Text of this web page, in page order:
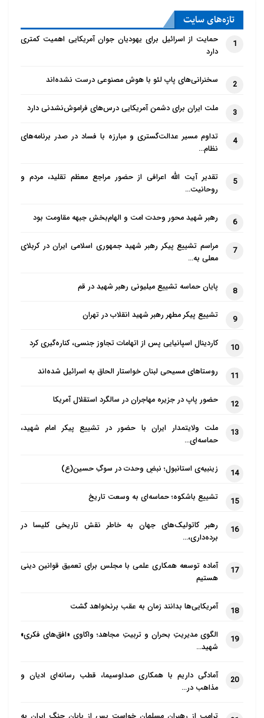
تازه‌‌های سایت
1
حمایت از اسرائیل برای یهودیان جوان آمریکایی اهمیت کمتری
دارد
2 سخنرانی‌های پاپ لئو با هوش مصنوعی درست نشده‌اند
3 ملت ایران برای دشمن آمریکایی درس‌های فراموش‌نشدنی دارد
4
تداوم مسیر عدالت‌گستری و مبارزه با فساد در صدر برنامه‌های
نظام…
5
تقدیر آیت الله اعرافی از حضور مراجع معظم تقلید، مردم و
روحانیت…
6 رهبر شهید محور وحدت امت و الهام‌بخش جبهه مقاومت بود
7
مراسم تشییع پیکر رهبر شهید جمهوری اسلامی ایران در کربلای
معلی به…
8 پایان حماسه تشییع میلیونی رهبر شهید در قم
9 تشییع پیکر مطهر رهبر شهید انقلاب در تهران
10 کاردینال اسپانیایی پس از اتهامات تجاوز جنسی، کناره‌گیری کرد
11 روستاهای مسیحی لبنان خواستار الحاق به اسرائیل شده‌اند
12 حضور پاپ در جزیره مهاجران در سالگرد استقلال آمریکا
13
ملت ولایتمدار ایران با حضور در تشییع پیکر امام شهید،
حماسه‌ای…
14 زینبیه‌ی استانبول؛ نبضِ وحدت در سوگِ حسین(ع)
15 تشییع باشکوه؛ حماسه‌ای به وسعت تاریخ
16
رهبر کاتولیک‌های جهان به خاطر نقش تاریخی کلیسا در
برده‌داری،…
17
آماده توسعه همکاری علمی با مجلس برای تعمیق قوانین دینی
هستیم
18 آمریکایی‌ها بدانند زمان به عقب برنخواهد گشت
19
الگوی مدیریتِ بحران و تربیتِ مجاهد؛ واکاوی «افق‌های فکری»
شهید…
20
آمادگی داریم با همکاری صداوسیما، قطب رسانه‌ای ادیان و
مذاهب در…